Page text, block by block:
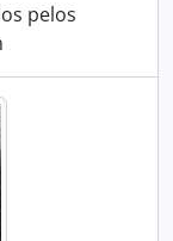
pelos